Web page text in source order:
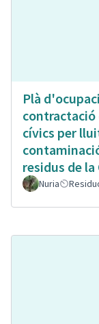
Plà
cívics per
residus de
Nuria